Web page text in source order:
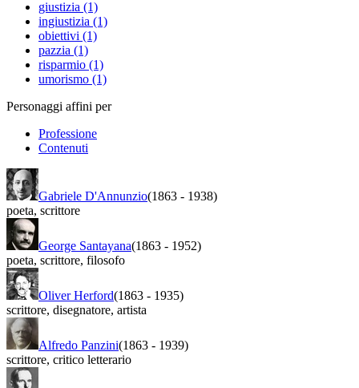
giustizia (1)
ingiustizia (1)
obiettivi (1)
pazzia (1)
risparmio (1)
umorismo (1)
Personaggi affini per
Professione
Contenuti
Gabriele D'Annunzio(1863 - 1938)
poeta, scrittore
George Santayana(1863 - 1952)
poeta, scrittore, filosofo
Oliver Herford(1863 - 1935)
scrittore, disegnatore, artista
Alfredo Panzini(1863 - 1939)
scrittore, critico letterario